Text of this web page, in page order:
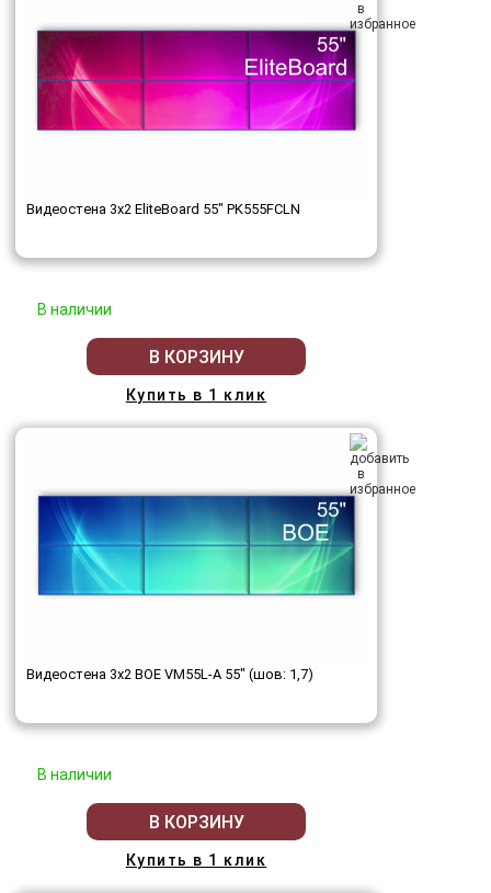
Видеостена 3x2 EliteBoard 55" PK555FCLN
В наличии
В КОРЗИНУ
Купить в 1 клик
Видеостена 3x2 BOE VM55L-A 55" (шов: 1,7)
В наличии
В КОРЗИНУ
Купить в 1 клик